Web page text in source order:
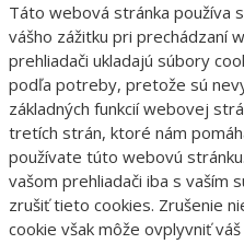
Táto webová stránka používa
vášho zážitku pri prechádzaní
prehliadači ukladajú súbory
podľa potreby, pretože sú
základných funkcií webovej
tretích strán, ktoré nám
používate túto webovú
vašom prehliadači iba s vaším
zrušiť tieto cookies. Zrušenie
cookie však môže ovplyvniť